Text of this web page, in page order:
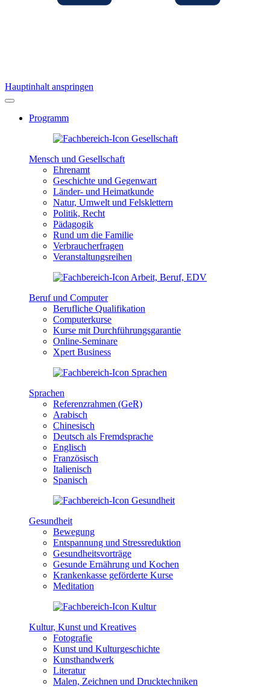
Hauptinhalt anspringen
Programm
Mensch und Gesellschaft
Ehrenamt
Geschichte und Gegenwart
Länder- und Heimatkunde
Natur, Umwelt und Felsklettern
Politik, Recht
Pädagogik
Rund um die Familie
Verbraucherfragen
Veranstaltungsreihen
Beruf und Computer
Berufliche Qualifikation
Computerkurse
Kurse mit Durchführungsgarantie
Online-Seminare
Xpert Business
Sprachen
Referenzrahmen (GeR)
Arabisch
Chinesisch
Deutsch als Fremdsprache
Englisch
Französisch
Italienisch
Spanisch
Gesundheit
Bewegung
Entspannung und Stressreduktion
Gesundheitsvorträge
Gesunde Ernährung und Kochen
Krankenkasse geförderte Kurse
Meditation
Kultur, Kunst und Kreatives
Fotografie
Kunst und Kulturgeschichte
Kunsthandwerk
Literatur
Malen, Zeichnen und Drucktechniken